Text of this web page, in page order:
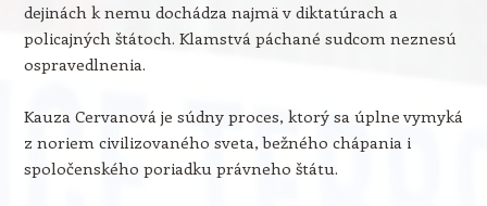
dejinách k nemu dochádza najmä v diktatúrach a
policajných štátoch. Klamstvá páchané sudcom neznesú
ospravedlnenia.
Kauza Cervanová je súdny proces, ktorý sa úplne vymyká
z noriem civilizovaného sveta, bežného chápania i
spoločenského poriadku právneho štátu.